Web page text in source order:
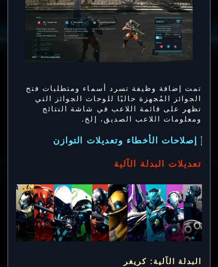
تمت إضافة وظيفة تسرد أسماء ومتطلبات فتح
الجوائز المُجهزة حاليًا للوحات الجوائز التي
تظهر على قائمة اللاعب في شاشة النتائج
ومعلومات اللاعب الصديق، إلخ.
إصلاحات الأخطاء وتعديلات التوازن
تعديلات البدلة الآلية
البدلة الآلية: كريغر